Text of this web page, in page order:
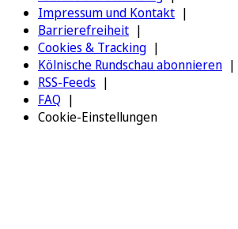
Impressum und Kontakt
Barrierefreiheit
Cookies & Tracking
Kölnische Rundschau abonnieren
RSS-Feeds
FAQ
Cookie-Einstellungen